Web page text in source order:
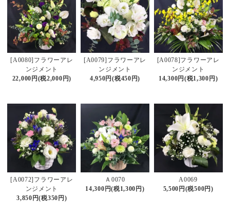
[A0080]フラワーアレ
ンジメント
22,000円(税2,000円)
[A0079]フラワーアレ
ンジメント
4,950円(税450円)
[A0078]フラワーアレ
ンジメント
14,300円(税1,300円)
[A0072]フラワーアレ
ンジメント
3,850円(税350円)
Ａ0070
14,300円(税1,300円)
A0069
5,500円(税500円)